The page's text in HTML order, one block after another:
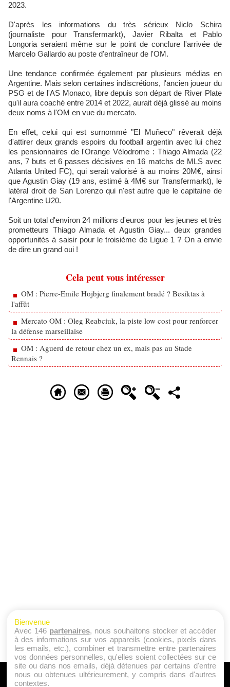
2023.
D'après les informations du très sérieux Niclo Schira
(journaliste pour Transfermarkt), Javier Ribalta et Pablo
Longoria seraient même sur le point de conclure l'arrivée de
Marcelo Gallardo au poste d'entraîneur de l'OM.
Une tendance confirmée également par plusieurs médias en
Argentine. Mais selon certaines indiscrétions, l'ancien joueur du
PSG et de l'AS Monaco, libre depuis son départ de River Plate
qu'il aura coaché entre 2014 et 2022, aurait déjà glissé au moins
deux noms à l'OM en vue du mercato.
En effet, celui qui est surnommé "El Muñeco" rêverait déjà
d'attirer deux grands espoirs du football argentin avec lui chez
les pensionnaires de l'Orange Vélodrome : Thiago Almada (22
ans, 7 buts et 6 passes décisives en 16 matchs de MLS avec
Atlanta United FC), qui serait valorisé à au moins 20M€, ainsi
que Agustin Giay (19 ans, estimé à 4M€ sur Transfermarkt), le
latéral droit de San Lorenzo qui n'est autre que le capitaine de
l'Argentine U20.
Soit un total d'environ 24 millions d'euros pour les jeunes et très
prometteurs Thiago Almada et Agustin Giay... deux grandes
opportunités à saisir pour le troisième de Ligue 1 ? On a envie
de dire un grand oui !
Cela peut vous intéresser
OM : Pierre-Emile Hojbjerg finalement bradé ? Besiktas à
l'affût
Mercato OM : Oleg Reabciuk, la piste low cost pour renforcer
la défense marseillaise
OM : Aguerd de retour chez un ex, mais pas au Stade
Rennais ?
A PROPOS
Bienvenue
Avec 146 partenaires, nous souhaitons stocker et accéder
à des informations sur vos appareils (cookies, pixels dans
les emails, etc.), combiner et transmettre entre partenaires
vos données personnelles, qu'elles soient collectées sur ce
site ou dans nos emails, déjà détenues par certains d'entre
nous ou obtenues ultérieurement, y compris dans d'autres
contextes.